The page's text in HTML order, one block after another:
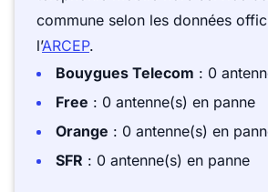
commune selon les données
l’ARCEP.
Bouygues Telecom : 0
Free : 0 antenne(s) en panne
Orange : 0 antenne(s) en
SFR : 0 antenne(s) en panne